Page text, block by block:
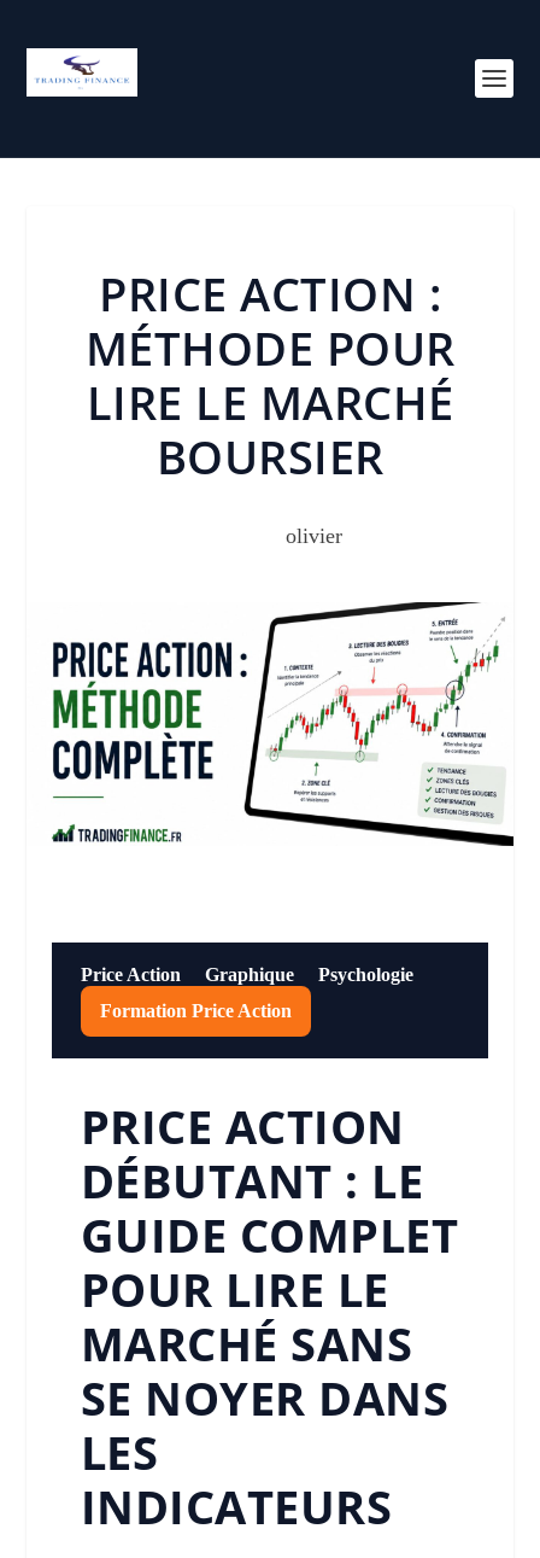
PRICE ACTION :
MÉTHODE POUR
LIRE LE MARCHÉ
BOURSIER
olivier
Price Action Graphique
Psychologie
Formation Price Action
PRICE ACTION
DÉBUTANT : LE
GUIDE COMPLET
POUR LIRE LE
MARCHÉ SANS
SE NOYER DANS
LES
INDICATEURS